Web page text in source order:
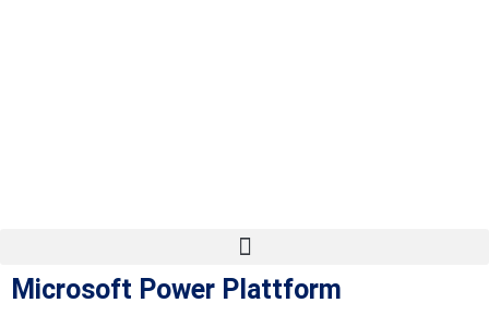
Microsoft Power Plattform